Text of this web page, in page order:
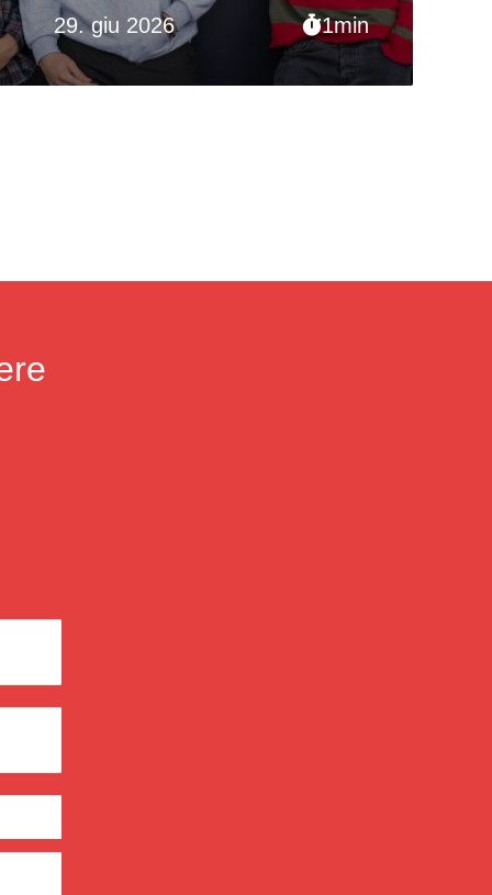
29. giu 2026 1min